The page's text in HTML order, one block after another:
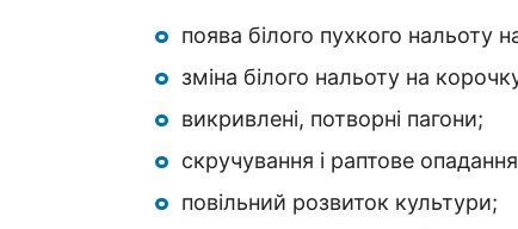
поява білого пухкого нальоту
зміна білого нальоту на
викривлені, потворні пагони;
скручування і раптове
повільний розвиток культури;